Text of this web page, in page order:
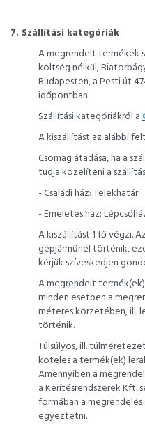
7. Szállítási kategóriák
A megrendelt termékek
költség nélkül,
Budapesten, a Pesti út
időpontban.
Szállítási kategóriákról a
A kiszállítást az alábbi
Csomag átadása, ha a
tudja közelíteni a
- Családi ház: Telekhatár
- Emeletes ház:
A kiszállítást 1 fő végzi.
gépjárműnél történik,
kérjük szíveskedjen
A megrendelt
minden esetben a
méteres körzetében, ill.
történik.
Túlsúlyos, ill.
köteles a termék(ek)
Amennyiben a
a Kerítésrendszerek Kft.
formában a
egyeztetni.